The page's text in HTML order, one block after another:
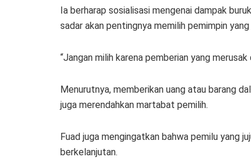
Ia berharap sosialisasi mengenai dampak
sadar akan pentingnya memilih pemimpin
“Jangan milih karena pemberian yang merusak
Menurutnya, memberikan uang atau barang
juga merendahkan martabat pemilih.
Fuad juga mengingatkan bahwa pemilu yang
berkelanjutan.